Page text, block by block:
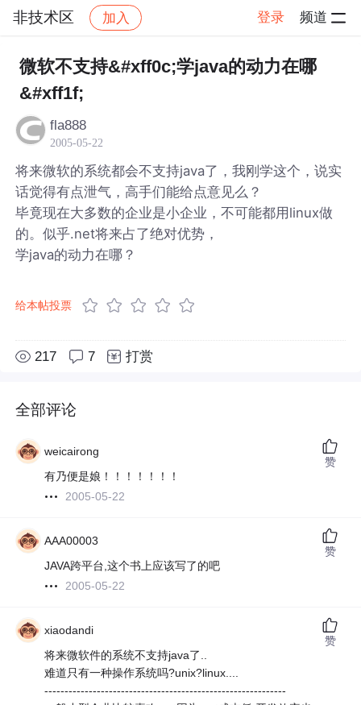
非技术区 加入 登录 频道
社区 非技术区 帖子详情
微软不支持&#xff0c;学java的动力在哪
&#xff1f;
fla888
2005-05-22
将来微软的系统都会不支持java了，我刚学这个，说实
话觉得有点泄气，高手们能给点意见么？
毕竟现在大多数的企业是小企业，不可能都用linux做
的。似乎.net将来占了绝对优势，
学java的动力在哪？
给本帖投票
217 7 打赏
全部评论
weicairong
有乃便是娘！！！！！！！
2005-05-22
赞
AAA00003
JAVA跨平台,这个书上应该写了的吧
2005-05-22
赞
xiaodandi
将来微软件的系统不支持java了..
难道只有一种操作系统吗?unix?linux....
------------------------------------------------------------
赞